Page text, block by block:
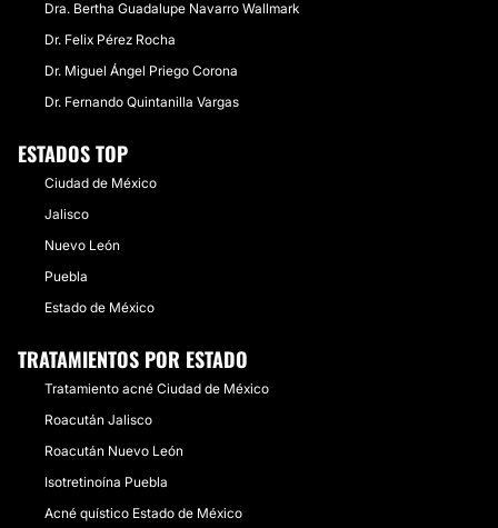
Dra. Bertha Guadalupe Navarro Wallmark
Dr. Felix Pérez Rocha
Dr. Miguel Ángel Priego Corona
Dr. Fernando Quintanilla Vargas
ESTADOS TOP
Ciudad de México
Jalisco
Nuevo León
Puebla
Estado de México
TRATAMIENTOS POR ESTADO
Tratamiento acné Ciudad de México
Roacután Jalisco
Roacután Nuevo León
Isotretinoína Puebla
Acné quístico Estado de México